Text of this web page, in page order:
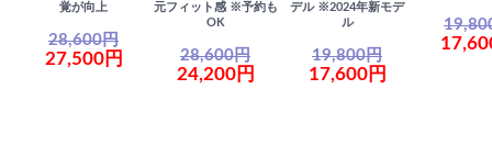
覚が向上
28,600円
27,500円
元フィット感 ※予約も
OK
28,600円
24,200円
デル ※2024年新モデ
ル
19,800円
17,600円